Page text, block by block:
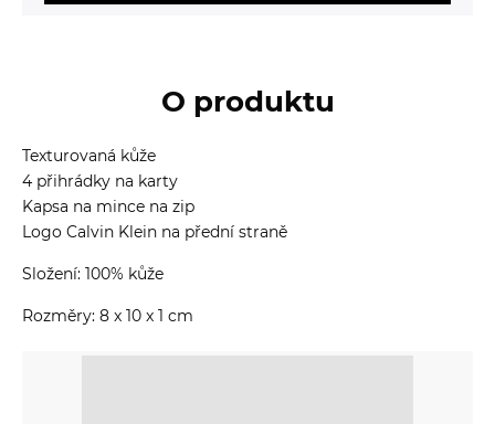
O produktu
Texturovaná kůže
4 přihrádky na karty
Kapsa na mince na zip
Logo Calvin Klein na přední straně
Složení: 100% kůže
Rozměry: 8 x 10 x 1 cm